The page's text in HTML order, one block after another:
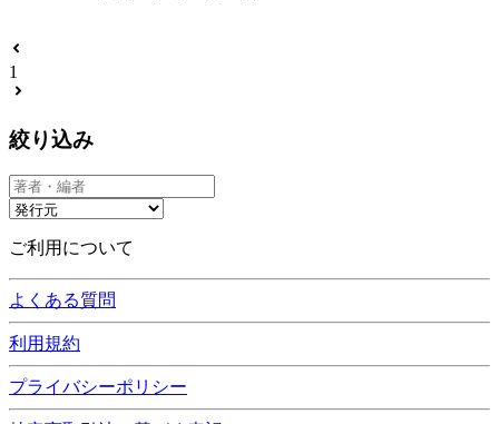
1
絞り込み
ご利用について
よくある質問
利用規約
プライバシーポリシー